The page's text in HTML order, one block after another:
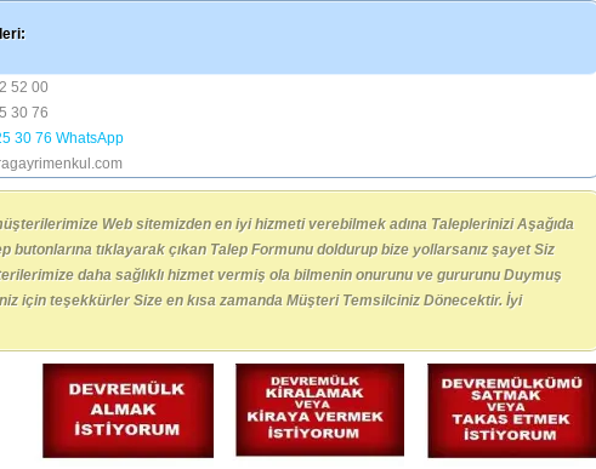
00
30 76
30 76 WhatsApp
Web sitemizden en iyi hizmeti verebilmek adına Taleplerinizi Aşağıda
butonlarına tıklayarak çıkan Talep Formunu doldurup bize yollarsanız şayet Siz
daha sağlıklı hizmet vermiş ola bilmenin onurunu ve gururunu Duymuş
için teşekkürler Size en kısa zamanda Müşteri Temsilciniz Dönecektir. İyi